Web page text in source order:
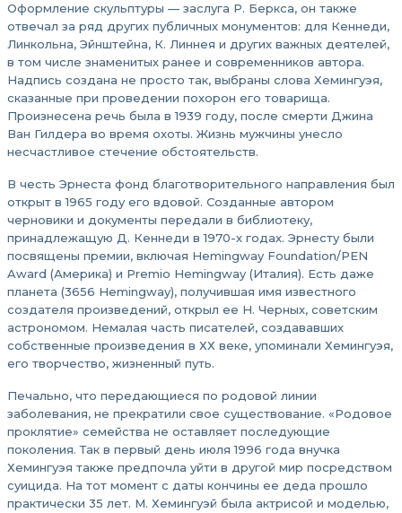
Оформление скульптуры — заслуга Р. Беркса, он также
отвечал за ряд других публичных монументов: для Кеннеди,
Линкольна, Эйнштейна, К. Линнея и других важных деятелей,
в том числе знаменитых ранее и современников автора.
Надпись создана не просто так, выбраны слова Хемингуэя,
сказанные при проведении похорон его товарища.
Произнесена речь была в 1939 году, после смерти Джина
Ван Гилдера во время охоты. Жизнь мужчины унесло
несчастливое стечение обстоятельств.
В честь Эрнеста фонд благотворительного направления был
открыт в 1965 году его вдовой. Созданные автором
черновики и документы передали в библиотеку,
принадлежащую Д. Кеннеди в 1970-х годах. Эрнесту были
посвящены премии, включая Hemingway Foundation/PEN
Award (Америка) и Premio Hemingway (Италия). Есть даже
планета (3656 Hemingway), получившая имя известного
создателя произведений, открыл ее Н. Черных, советским
астрономом. Немалая часть писателей, создававших
собственные произведения в ХХ веке, упоминали Хемингуэя,
его творчество, жизненный путь.
Печально, что передающиеся по родовой линии
заболевания, не прекратили свое существование. «Родовое
проклятие» семейства не оставляет последующие
поколения. Так в первый день июля 1996 года внучка
Хемингуэя также предпочла уйти в другой мир посредством
суицида. На тот момент с даты кончины ее деда прошло
практически 35 лет. М. Хемингуэй была актрисой и моделью,